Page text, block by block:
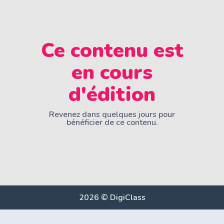
Ce contenu est
en cours
d'édition
Revenez dans quelques jours pour
bénéficier de ce contenu.
2026 © DigiClass